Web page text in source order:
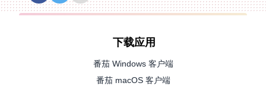
下载应用
番茄 Windows 客户端
番茄 macOS 客户端